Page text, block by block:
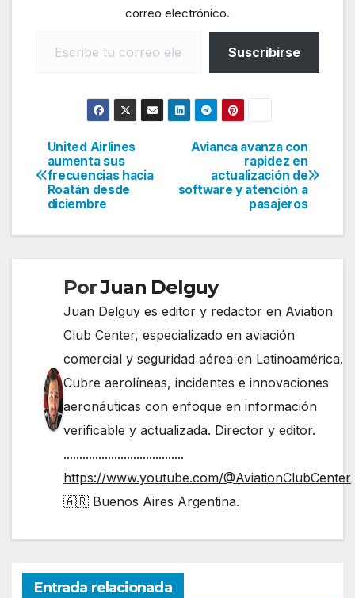
correo electrónico.
Suscribirse
Navegación
de
Avianca avanza con
rapidez en
actualización de
software y atención a
pasajeros
United Airlines
aumenta sus
frecuencias hacia
Roatán desde
diciembre
PorJuan Delguy
Juan Delguy es editor y redactor en Aviation
Club Center, especializado en aviación
comercial y seguridad aérea en Latinoamérica.
Cubre aerolíneas, incidentes e innovaciones
aeronáuticas con enfoque en información
verificable y actualizada. Director y editor.
......................................
https://www.youtube.com/@AviationClubCenter
🇦🇷 Buenos Aires Argentina.
Entrada relacionada